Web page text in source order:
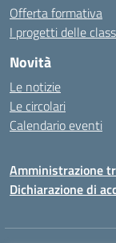
Offerta formativa
I progetti delle
Novità
Le notizie
Le circolari
Calendario eventi
Amministrazione
Dichiarazione di